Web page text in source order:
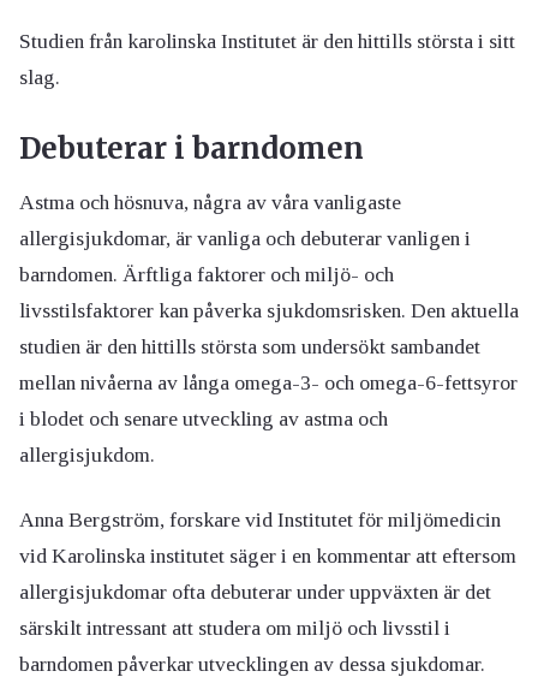
Studien från karolinska Institutet är den hittills största i sitt
slag.
Debuterar i barndomen
Astma och hösnuva, några av våra vanligaste
allergisjukdomar, är vanliga och debuterar vanligen i
barndomen. Ärftliga faktorer och miljö- och
livsstilsfaktorer kan påverka sjukdomsrisken. Den aktuella
studien är den hittills största som undersökt sambandet
mellan nivåerna av långa omega-3- och omega-6-fettsyror
i blodet och senare utveckling av astma och
allergisjukdom.
Anna Bergström, forskare vid Institutet för miljömedicin
vid Karolinska institutet säger i en kommentar att eftersom
allergisjukdomar ofta debuterar under uppväxten är det
särskilt intressant att studera om miljö och livsstil i
barndomen påverkar utvecklingen av dessa sjukdomar.